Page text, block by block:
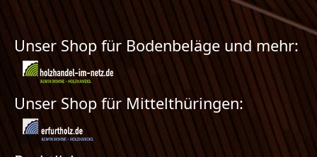
Unser Shop für Bodenbeläge und mehr:
Unser Shop für Mittelthüringen: